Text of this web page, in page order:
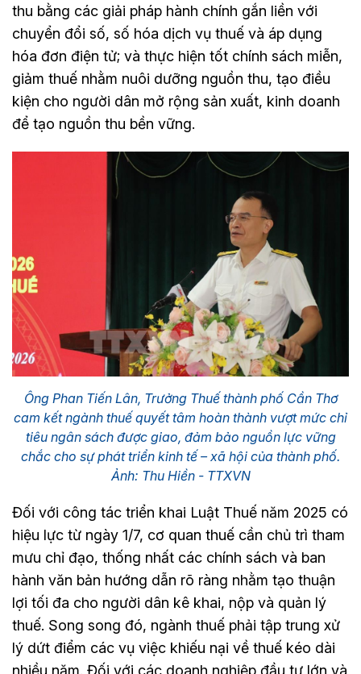
thu bằng các giải pháp hành chính gắn liền với
chuyển đổi số, số hóa dịch vụ thuế và áp dụng
hóa đơn điện tử; và thực hiện tốt chính sách miễn,
giảm thuế nhằm nuôi dưỡng nguồn thu, tạo điều
kiện cho người dân mở rộng sản xuất, kinh doanh
để tạo nguồn thu bền vững.
Ông Phan Tiến Lân, Trưởng Thuế thành phố Cần Thơ
cam kết ngành thuế quyết tâm hoàn thành vượt mức chỉ
tiêu ngân sách được giao, đảm bảo nguồn lực vững
chắc cho sự phát triển kinh tế – xã hội của thành phố.
Ảnh: Thu Hiền - TTXVN
Đối với công tác triển khai Luật Thuế năm 2025 có
hiệu lực từ ngày 1/7, cơ quan thuế cần chủ trì tham
mưu chỉ đạo, thống nhất các chính sách và ban
hành văn bản hướng dẫn rõ ràng nhằm tạo thuận
lợi tối đa cho người dân kê khai, nộp và quản lý
thuế. Song song đó, ngành thuế phải tập trung xử
lý dứt điểm các vụ việc khiếu nại về thuế kéo dài
nhiều năm. Đối với các doanh nghiệp đầu tư lớn và